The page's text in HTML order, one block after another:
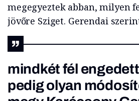
megegyeztek abban, milyen
jövőre Sziget. Gerendai
mindkét fél
pedig olyan